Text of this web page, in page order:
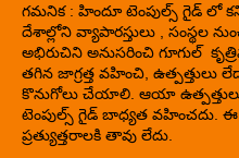
గమనిక : హిందూ టెంపుల్స్ గైడ్ లో
దేశాల్లోని వ్యాపారస్తులు , సంస్థల
అభిరుచిని అనుసరించి గూగుల్
తగిన జాగ్రత్త వహించి,
కొనుగోలు చేయాలి. ఆయా
టెంపుల్స్ గైడ్ బాధ్యత వహించదు.
ప్రత్యుత్తరాలకి తావు లేదు.